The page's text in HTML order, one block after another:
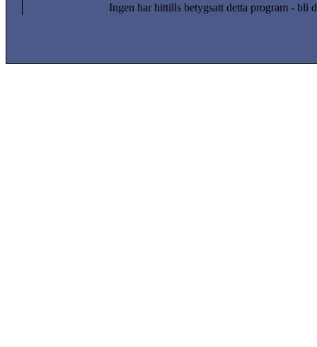
Ingen har hittills betygsatt detta program - bli